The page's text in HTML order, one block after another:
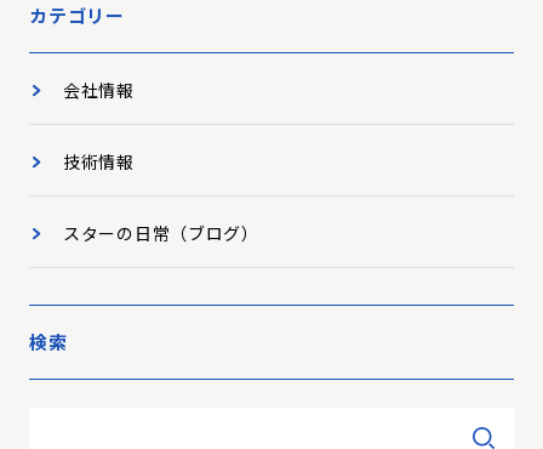
カテゴリー
会社情報
技術情報
スターの日常（ブログ）
検索